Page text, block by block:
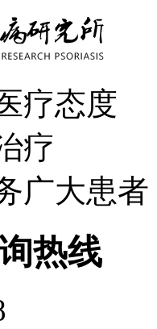
疗态度
疗
广大患者
热线